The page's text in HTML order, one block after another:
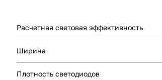
Расчетная световая эффективность
Ширина
Плотность светодиодов